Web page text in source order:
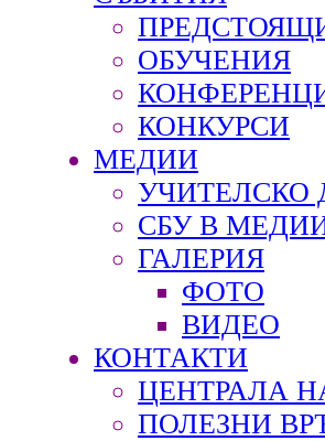
ОБУЧЕНИЯ
КОНКУРСИ
МЕДИИ
УЧИТЕЛСКО
СБУ В
ГАЛЕРИЯ
ФОТО
ВИДЕО
КОНТАКТИ
ЦЕНТРАЛА
ПОЛЕЗНИ